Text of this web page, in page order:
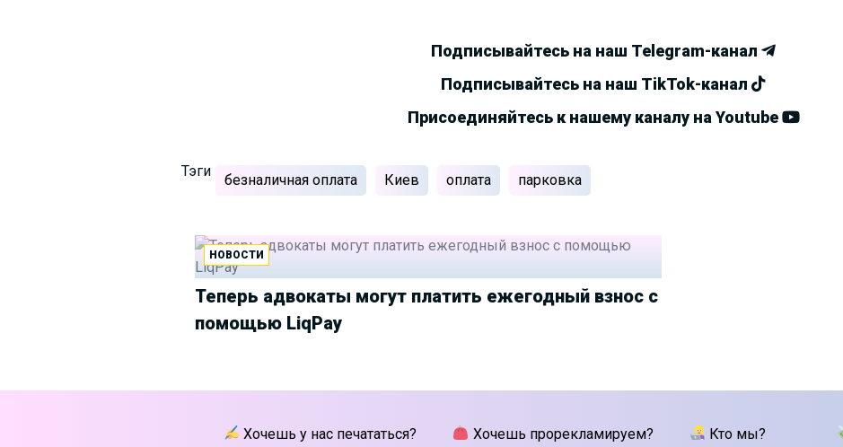
Подписывайтесь на наш Telegram-канал
Подписывайтесь на наш TikTok-канал
Присоединяйтесь к нашему каналу на Youtube
Тэги
безналичная оплата Киев оплата парковка
НОВОСТИ
Теперь адвокаты могут платить ежегодный взнос с
помощью LiqPay
Хочешь у нас печататься? Хочешь прорекламируем? Кто мы?